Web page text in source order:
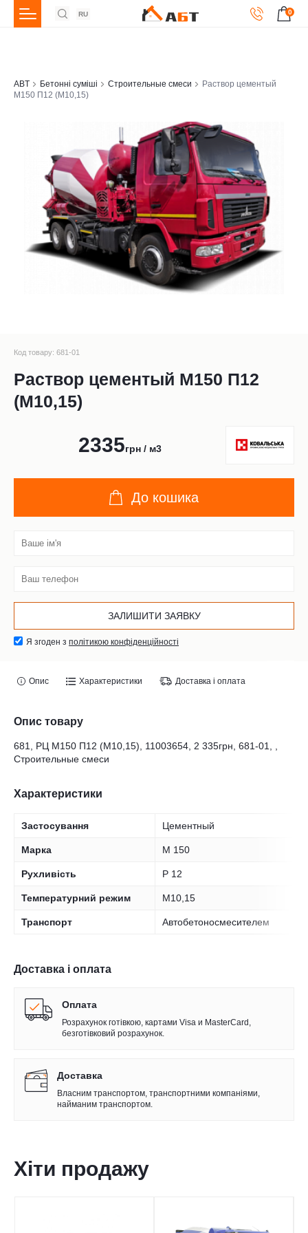
RU 0
ABT Бетонні суміші Строительные смеси
Раствор цементый
М150 П12 (М10,15)
Код товару: 681-01
Раствор цементый М150 П12
(М10,15)
2335грн / м3
До кошика
Я згоден з політикою конфіденційності
Опис Характеристики Доставка і оплата
Опис товару
681, РЦ М150 П12 (М10,15), 11003654, 2 335грн, 681-01, ,
Строительные смеси
Характеристики
Застосування Цементный
Марка M 150
Рухливість P 12
Температурний режим М10,15
Транспорт Автобетоносмесителем
Доставка і оплата
Оплата
Розрахунок готівкою, картами Visa и MasterCard,
безготівковий розрахунок.
Доставка
Власним транспортом, транспортними компаніями,
найманим транспортом.
Хіти продажу